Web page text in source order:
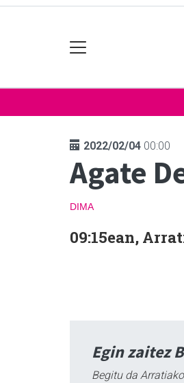
2022/02/04 00:00
Agate
DIMA
09:15ean,
Egin zaitez
Begitu da